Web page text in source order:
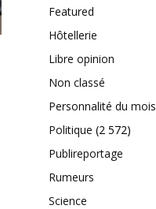
Featured
Hôtellerie
Libre opinion
Non classé
Personnalité du mois
Politique (2 572)
Publireportage
Rumeurs
Science